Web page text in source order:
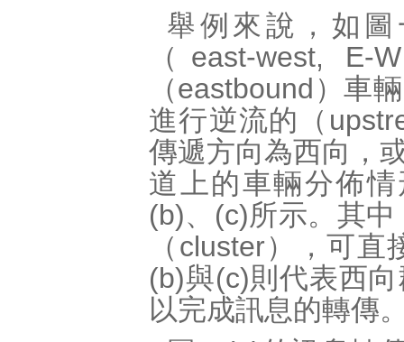
舉例來說，如
（east-west,
（eastbound）車
進行逆流的（
傳遞方向為西向，
道上的車輛分佈
(b)、(c)所示。其
（cluster），可
(b)與(c)則代表西
以完成訊息的轉傳